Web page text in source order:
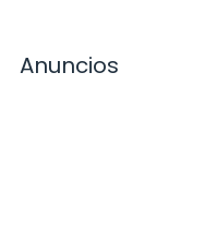
Anuncios